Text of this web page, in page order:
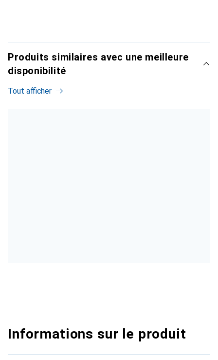
Produits similaires avec une meilleure
disponibilité
Tout afficher
Informations sur le produit